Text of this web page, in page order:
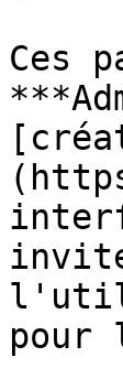
Ces
pour